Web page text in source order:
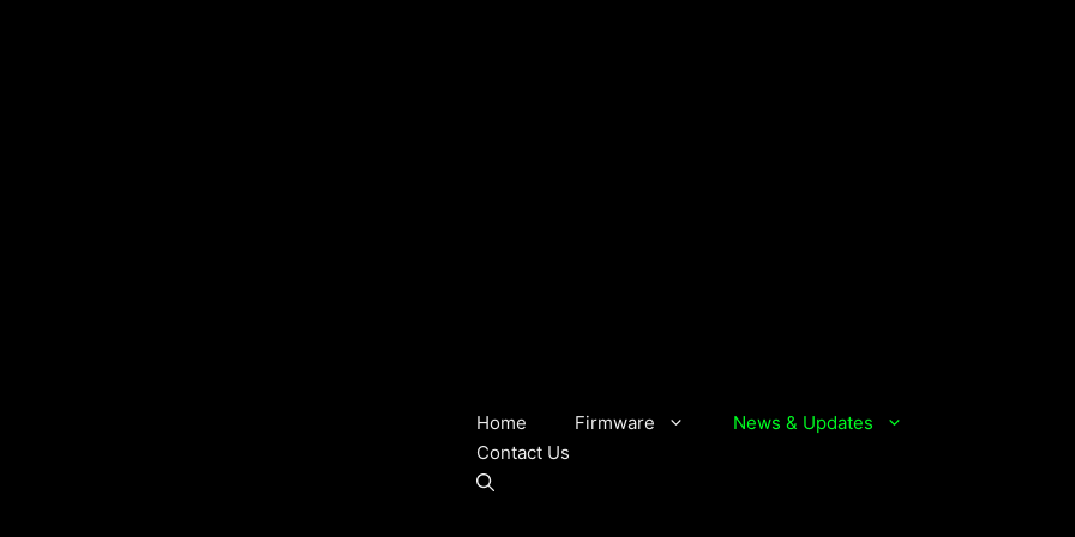
Home Firmware
News & Updates
Contact Us